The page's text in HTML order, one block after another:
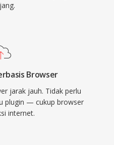
Browser
jarak jauh. Tidak perlu
plugin — cukup browser
internet.